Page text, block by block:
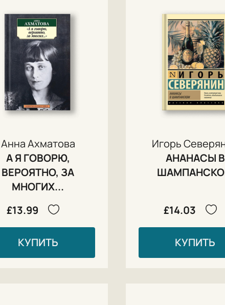
Анна Ахматова
А Я ГОВОРЮ,
ВЕРОЯТНО, ЗА
МНОГИХ...
£13.99
КУПИТЬ
Игорь
АНАНАСЫ В
£14.03
КУПИТЬ